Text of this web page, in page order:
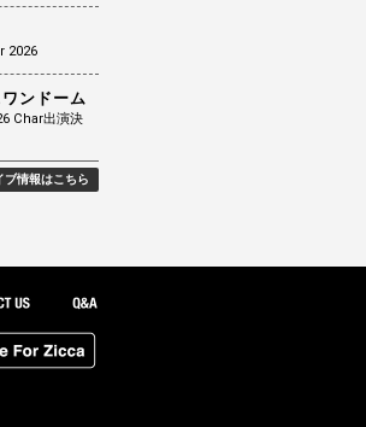
2026
ンドーム
Char出演決
ブ情報はこちら